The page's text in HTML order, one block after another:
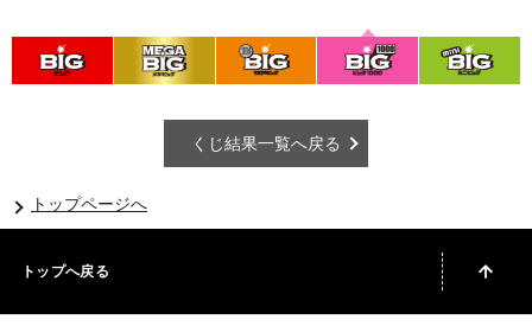
くじ結果一覧へ戻る
トップページへ